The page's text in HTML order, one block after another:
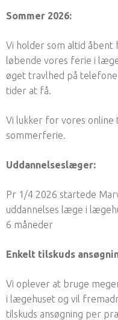
Sommer 2026:
Vi holder som altid
løbende vores ferie i
øget travlhed på
tider at få.
Vi lukker for vores
sommerferie.
Uddannelseslæger:
Pr 1/4 2026 startede
uddannelses læge i
6 måneder
Enkelt tilskuds
Vi oplever at bruge
i lægehuset og vil
tilskuds ansøgning per